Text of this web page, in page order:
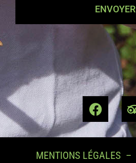
ENVOYER
MENTIONS LÉGALES –